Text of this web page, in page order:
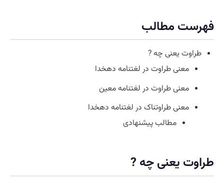
فهرست مطالب
طراوت یعنی چه ?
معنی طراوت در لغتنامه دهخدا
معنی طراوت در لغتنامه معین
معنی طراوتناک در لغتنامه دهخدا
مطالب پیشنهادی
طراوت یعنی چه ?